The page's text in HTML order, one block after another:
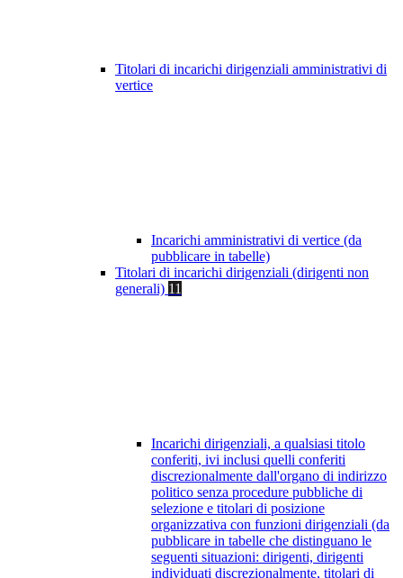
Titolari di incarichi dirigenziali amministrativi di
vertice
Incarichi amministrativi di vertice (da
pubblicare in tabelle)
Titolari di incarichi dirigenziali (dirigenti non
generali) 11
Incarichi dirigenziali, a qualsiasi titolo
conferiti, ivi inclusi quelli conferiti
discrezionalmente dall'organo di indirizzo
politico senza procedure pubbliche di
selezione e titolari di posizione
organizzativa con funzioni dirigenziali (da
pubblicare in tabelle che distinguano le
seguenti situazioni: dirigenti, dirigenti
individuati discrezionalmente, titolari di